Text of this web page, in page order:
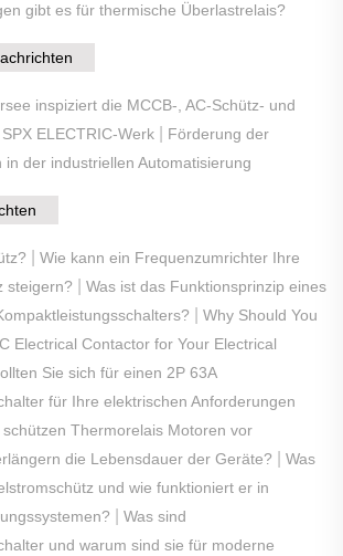
gibt es für thermische Überlastrelais?
inspiziert die MCCB-, AC-Schütz- und
ELECTRIC-Werk
Förderung der
in der industriellen Automatisierung
Wie kann ein Frequenzumrichter Ihre
steigern?
Was ist das Funktionsprinzip eines
Why Should You
Electrical Contactor for Your Electrical
Sie sich für einen 2P 63A
für Ihre elektrischen Anforderungen
schützen Thermorelais Motoren vor
die Lebensdauer der Geräte?
Was
und wie funktioniert er in
Was sind
und warum sind sie für moderne